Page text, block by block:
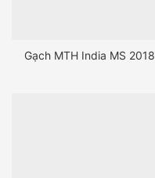
Gạch MTH India MS 2018